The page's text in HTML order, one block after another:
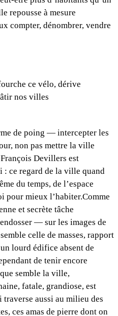
repousse à mesure
compter, dénombrer, vendre
ce vélo, dérive
nos villes
de poing — intercepter les
non pas mettre la ville
Devillers est
: ce regard de la ville quand
du temps, de l’espace
pour mieux l’habiter.Comme
et secrète tâche
— sur les images de
celle de masses, rapport
lourd édifice absent de
de tenir encore
semble la ville,
fatale, grandiose, est
traverse aussi au milieu des
ces amas de pierre dont on